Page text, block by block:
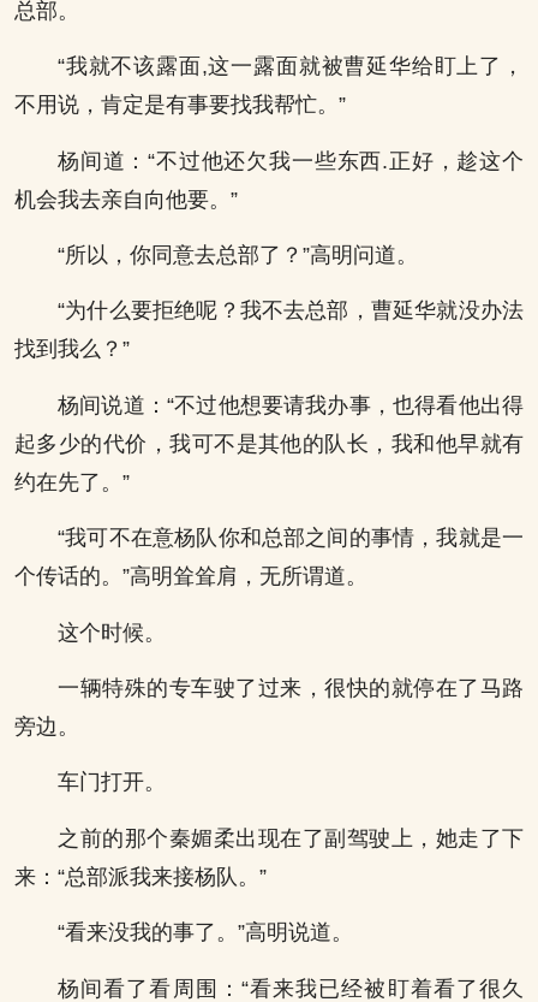
总部。
“我就不该露面,这一露面就被曹延华给盯上了，
不用说，肯定是有事要找我帮忙。”
杨间道：“不过他还欠我一些东西.正好，趁这个
机会我去亲自向他要。”
“所以，你同意去总部了？”高明问道。
“为什么要拒绝呢？我不去总部，曹延华就没办法
找到我么？”
杨间说道：“不过他想要请我办事，也得看他出得
起多少的代价，我可不是其他的队长，我和他早就有
约在先了。”
“我可不在意杨队你和总部之间的事情，我就是一
个传话的。”高明耸耸肩，无所谓道。
这个时候。
一辆特殊的专车驶了过来，很快的就停在了马路
旁边。
车门打开。
之前的那个秦媚柔出现在了副驾驶上，她走了下
来：“总部派我来接杨队。”
“看来没我的事了。”高明说道。
杨间看了看周围：“看来我已经被盯着看了很久